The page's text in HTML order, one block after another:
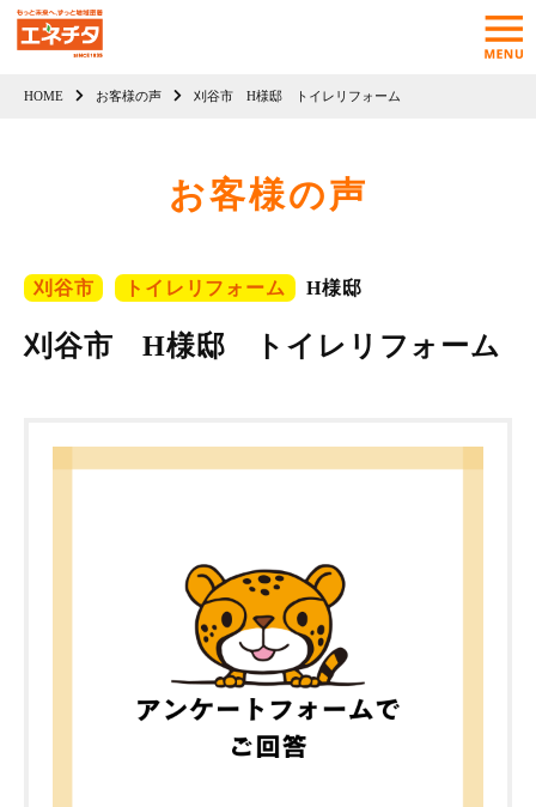
HOME お客様の声 刈谷市 H様邸 トイレリフォーム
お客様の声
刈谷市 トイレリフォーム H様邸
刈谷市 H様邸 トイレリフォーム